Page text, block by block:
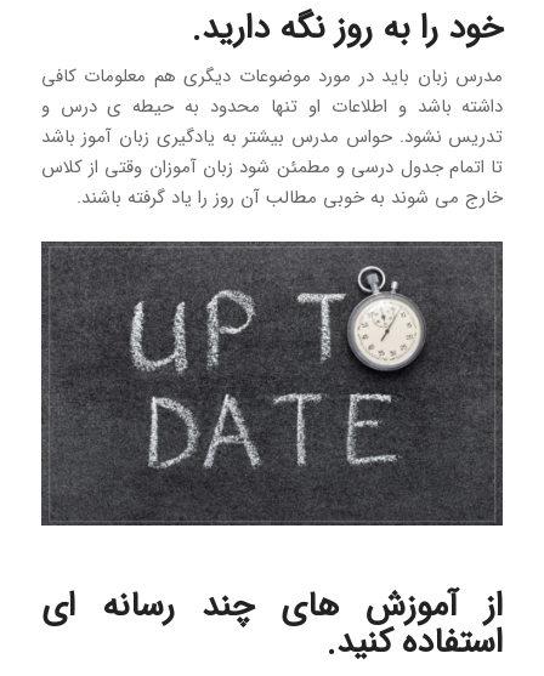
خود را به روز نگه دارید.
مدرس زبان باید در مورد موضوعات دیگری هم معلومات کافی
داشته باشد و اطلاعات او تنها محدود به حیطه ی درس و
تدریس نشود. حواس مدرس بیشتر به یادگیری زبان آموز باشد
تا اتمام جدول درسی و مطمئن شود زبان آموزان وقتی از کلاس
خارج می شوند به خوبی مطالب آن روز را یاد گرفته باشند.
از آموزش های چند رسانه ای
استفاده کنید.